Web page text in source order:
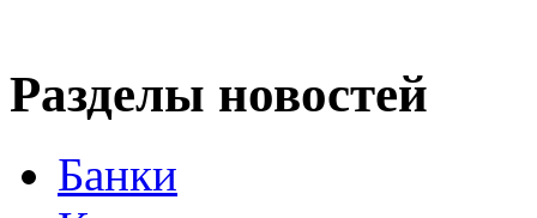
Разделы новостей
Банки